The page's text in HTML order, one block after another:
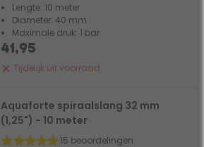
Lengte: 10 meter
Diameter: 40 mm
Maximale druk: 1 bar
Tijdelijk uit voorraad
41,95
Aquaforte spiraalslang 32 mm
(1,25") - 10 meter
15 beoordelingen